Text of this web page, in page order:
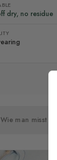
dry, no residue
Wie man misst